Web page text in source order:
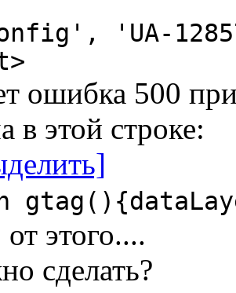
'UA-
ошибка 500
в этой строке:
этого....
сделать?